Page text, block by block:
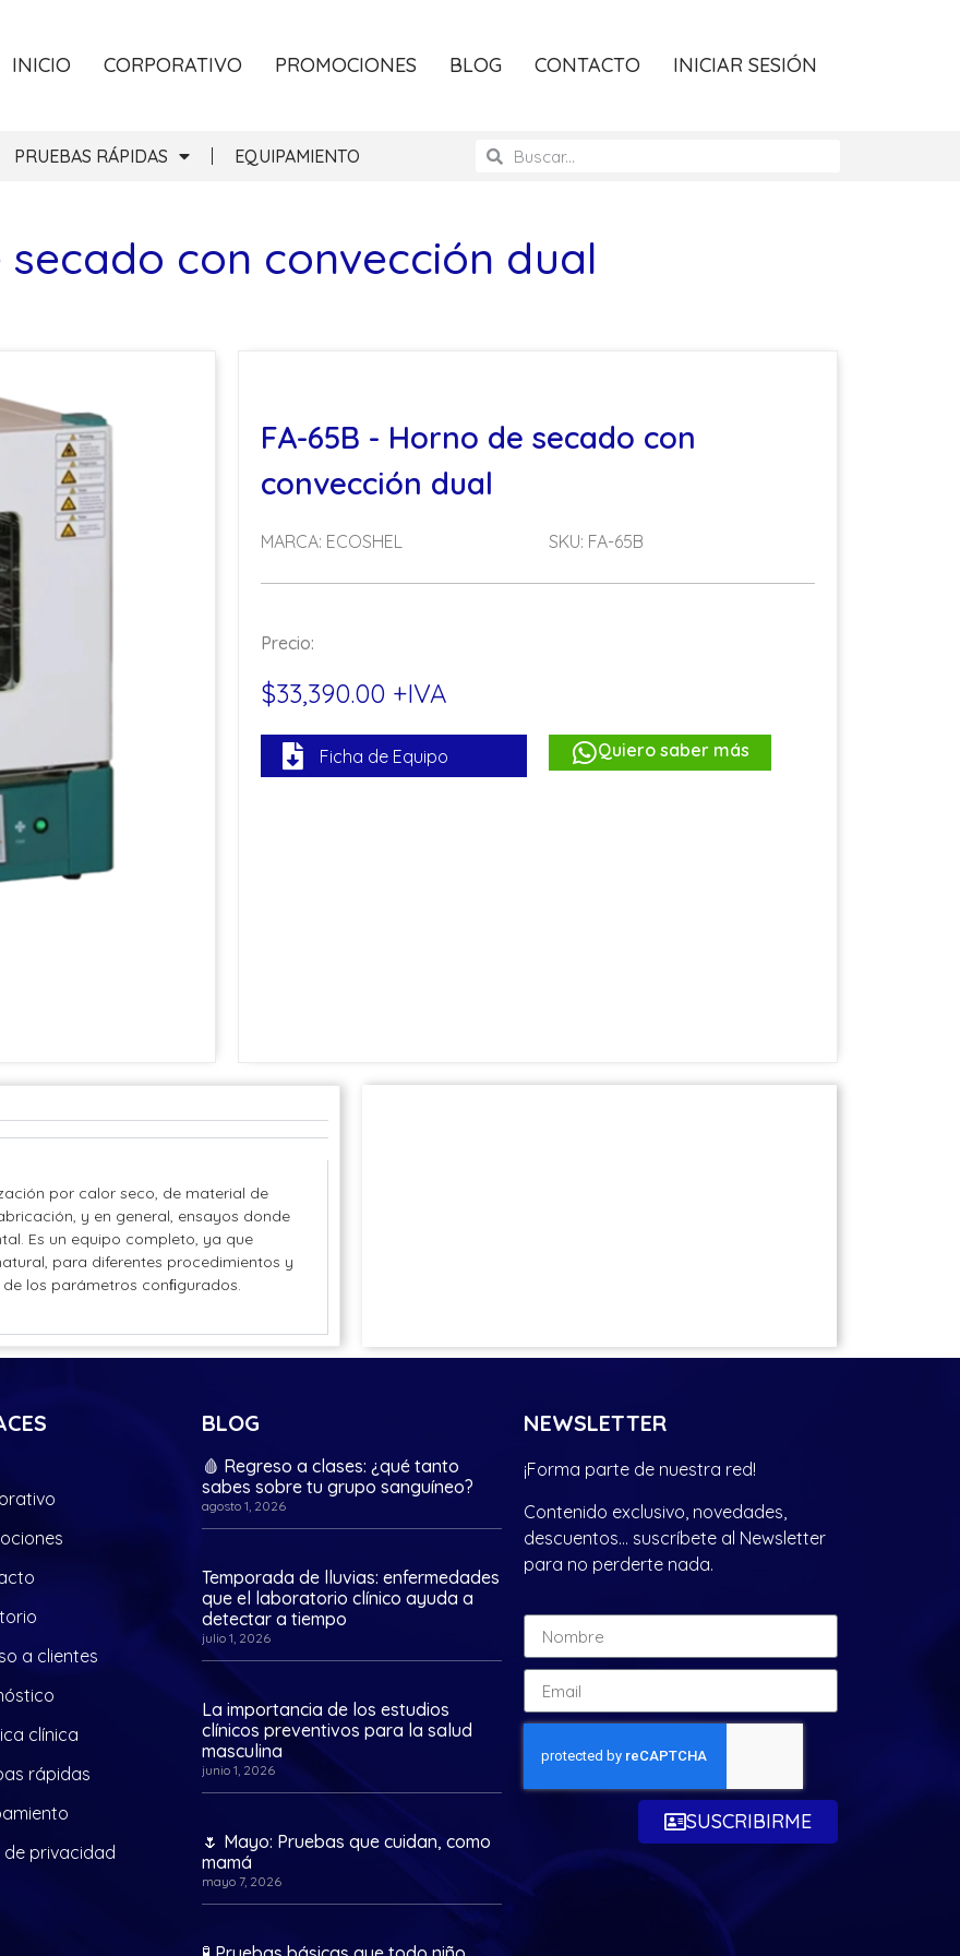
INICIO CORPORATIVO PROMOCIONES BLOG CONTACTO INICIAR SESIÓN
PRUEBAS RÁPIDAS EQUIPAMIENTO
secado con convección dual
FA-65B - Horno de secado con
convección dual
MARCA: ECOSHEL SKU: FA-65B
Precio:
$33,390.00 +IVA
Ficha de Equipo Quiero saber más
por calor seco, de material de
y en general, ensayos donde
Es un equipo completo, ya que
para diferentes procedimientos y
los parámetros conﬁgurados.
a clientes
clínica
rápidas
de privacidad
BLOG
🩸 Regreso a clases: ¿qué tanto
sabes sobre tu grupo sanguíneo?
agosto 1, 2026
Temporada de lluvias: enfermedades
que el laboratorio clínico ayuda a
detectar a tiempo
julio 1, 2026
La importancia de los estudios
clínicos preventivos para la salud
masculina
junio 1, 2026
🌷 Mayo: Pruebas que cuidan, como
mamá
mayo 7, 2026
NEWSLETTER
¡Forma parte de nuestra red!
Contenido exclusivo, novedades,
descuentos… suscríbete al Newsletter
para no perderte nada.
SUSCRIBIRME